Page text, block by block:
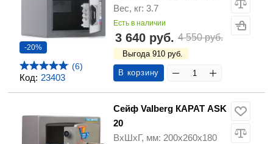
Код: 23403
-20%
(6)
Вес, кг: 3.7
Есть в наличии
3 640 руб. 4 550 руб.
Выгода 910 руб.
В корзину
Сейф Valberg КАРАТ ASK
20
ВхШхГ, мм: 200х260х180